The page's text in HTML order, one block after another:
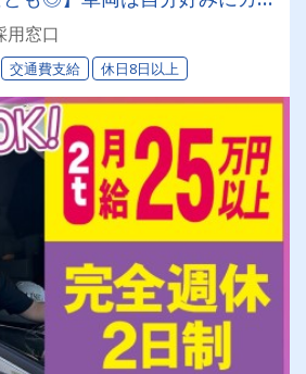
50代が活躍中！女性ドライバ
大手取引先が多数なので、長
！
用窓口
交通費支給 休日8日以上